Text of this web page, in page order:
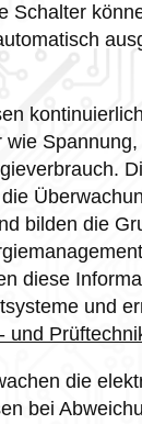
Schalter
wie Spannung,
bilden die
diese
und
und
die
bei